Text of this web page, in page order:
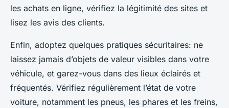
les achats en ligne, vérifiez la légitimité des sites et
lisez les avis des clients.
Enfin, adoptez quelques pratiques sécuritaires: ne
laissez jamais d’objets de valeur visibles dans votre
véhicule, et garez-vous dans des lieux éclairés et
fréquentés. Vérifiez régulièrement l’état de votre
voiture, notamment les pneus, les phares et les freins,